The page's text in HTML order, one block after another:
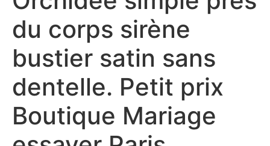
du corps sirène
bustier satin sans
dentelle. Petit prix
Boutique Mariage